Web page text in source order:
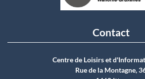
Contact
Centre de Loisirs et
Rue de la Montagne,